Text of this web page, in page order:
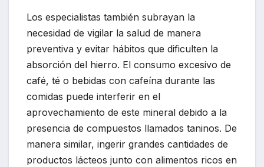
Los especialistas también subrayan la
necesidad de vigilar la salud de manera
preventiva y evitar hábitos que dificulten la
absorción del hierro. El consumo excesivo de
café, té o bebidas con cafeína durante las
comidas puede interferir en el
aprovechamiento de este mineral debido a la
presencia de compuestos llamados taninos. De
manera similar, ingerir grandes cantidades de
productos lácteos junto con alimentos ricos en